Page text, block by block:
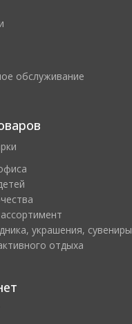
обслуживание
украшения, сувениры
отдыха